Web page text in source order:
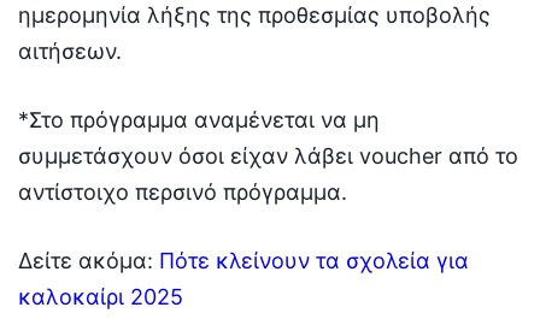
ημερομηνία λήξης της προθεσμίας υποβολής
αιτήσεων.
*Στο πρόγραμμα αναμένεται να μη
συμμετάσχουν όσοι είχαν λάβει voucher από το
αντίστοιχο περσινό πρόγραμμα.
Δείτε ακόμα: Πότε κλείνουν τα σχολεία για
καλοκαίρι 2025